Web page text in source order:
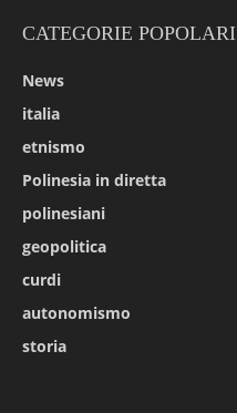
CATEGORIE POPOLARI
News
italia
etnismo
Polinesia in diretta
polinesiani
geopolitica
curdi
autonomismo
storia